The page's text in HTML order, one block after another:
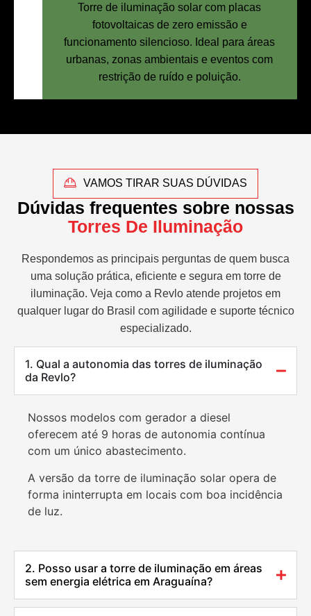
Torre de iluminação solar com placas
fotovoltaicas de zero emissão e
funcionamento silencioso. Ideal para áreas
urbanas, zonas ambientais e eventos com
restrição de ruído e poluição.
VAMOS TIRAR SUAS DÚVIDAS
Dúvidas frequentes sobre nossas
Torres De Iluminação
Respondemos as principais perguntas de quem busca
uma solução prática, eficiente e segura em torre de
iluminação. Veja como a Revlo atende projetos em
qualquer lugar do Brasil com agilidade e suporte técnico
especializado.
1. Qual a autonomia das torres de iluminação
da Revlo?
Nossos modelos com gerador a diesel
oferecem até 9 horas de autonomia contínua
com um único abastecimento.
A versão da torre de iluminação solar opera de
forma ininterrupta em locais com boa incidência
de luz.
2. Posso usar a torre de iluminação em áreas
sem energia elétrica em Araguaína?